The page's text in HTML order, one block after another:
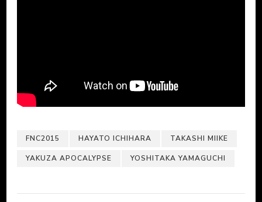
FNC2015 HAYATO ICHIHARA TAKASHI MIIKE
YAKUZA APOCALYPSE YOSHITAKA YAMAGUCHI